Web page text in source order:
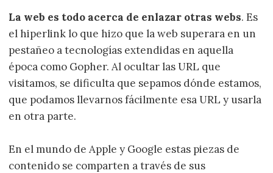
La web es todo acerca de enlazar otras webs. Es
el hiperlink lo que hizo que la web superara en un
pestañeo a tecnologías extendidas en aquella
época como Gopher. Al ocultar las URL que
visitamos, se dificulta que sepamos dónde estamos,
que podamos llevarnos fácilmente esa URL y usarla
en otra parte.
En el mundo de Apple y Google estas piezas de
contenido se comparten a través de sus